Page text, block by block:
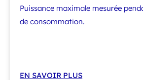
Puissance maximale mesurée
de consommation.
EN SAVOIR PLUS